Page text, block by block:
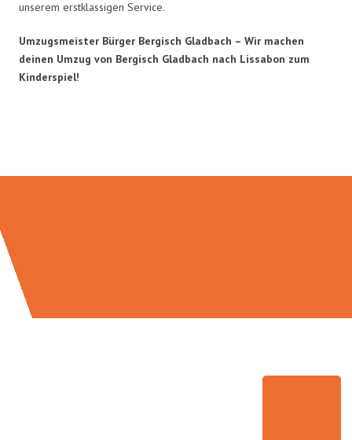
unserem erstklassigen Service.
Umzugsmeister Bürger Bergisch Gladbach – Wir machen
deinen Umzug von Bergisch Gladbach nach Lissabon zum
Kinderspiel!